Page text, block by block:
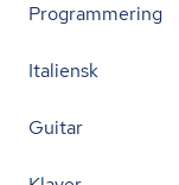
Programmering
Italiensk
Guitar